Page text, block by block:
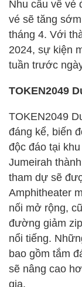
Nhu cầu về vé
vé sẽ tăng
tháng 4. Với
2024, sự kiện
tuần trước
TOKEN2049
TOKEN2049
đáng kể, biến
độc đáo tại
Jumeirah
tham dự sẽ
Amphitheater
nối mở rộng,
đường giảm
nổi tiếng.
bao gồm tắm
sẽ nâng cao
gia.